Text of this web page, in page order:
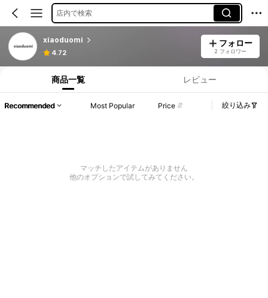
店内で検索
xiaoduomi
4.72
フォロー
2 フォロワー
商品一覧 レビュー
Recommended Most Popular Price 絞り込み
マッチしたアイテムがありません
他のオプションで試してみてください。